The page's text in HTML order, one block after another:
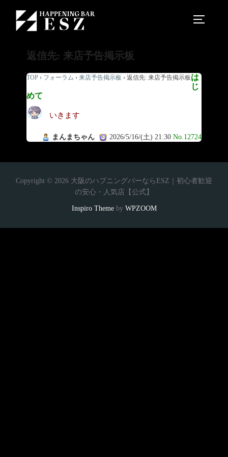
返信先: 来店予告掲示板
TOP › フォーラム › 来店予告掲示板 › 返信先: 来店予告掲示板は
じ
めて
いきます
まんまちゃん 2026/5/16/(土) 21:30 No.12724
Copyright © 2026 大阪のハプニングバーならESZ｜初心者歓迎
の安心・人気店【公式】
Inspiro Themeby WPZOOM